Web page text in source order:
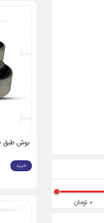
۰ تومان
سیستم
عملکرد
چرا
نقش
پیچ‌ها و
استفاده
باعث سایش
در صورت
بوش طبق
خرید